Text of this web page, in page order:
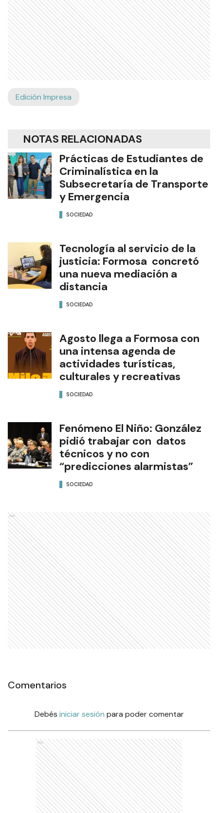
Edición Impresa
NOTAS RELACIONADAS
Prácticas de Estudiantes de
Criminalística en la
Subsecretaría de Transporte
y Emergencia
SOCIEDAD
Tecnología al servicio de la
justicia: Formosa concretó
una nueva mediación a
distancia
SOCIEDAD
Agosto llega a Formosa con
una intensa agenda de
actividades turísticas,
culturales y recreativas
SOCIEDAD
Fenómeno El Niño: González
pidió trabajar con datos
técnicos y no con
“predicciones alarmistas”
SOCIEDAD
Ads
Comentarios
Debés iniciar sesión para poder comentar
Ads